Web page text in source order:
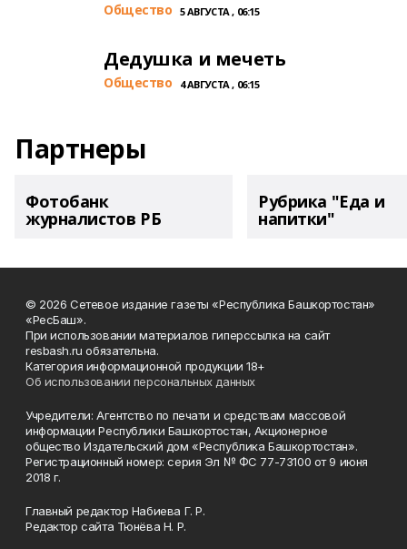
Общество 5 АВГУСТА , 06:15
Дедушка и мечеть
Общество 4 АВГУСТА , 06:15
Партнеры
Фотобанк
журналистов РБ
Рубрика "Еда и
напитки"
© 2026 Сетевое издание газеты «Республика Башкортостан»
«РесБаш».
При использовании материалов гиперссылка на сайт
resbash.ru обязательна.
Категория информационной продукции 18+
Об использовании персональных данных
Учредители: Агентство по печати и средствам массовой
информации Республики Башкортостан, Акционерное
общество Издательский дом «Республика Башкортостан».
Регистрационный номер: серия Эл № ФС 77-73100 от 9 июня
2018 г.
Главный редактор Набиева Г. Р.
Редактор сайта Тюнёва Н. Р.